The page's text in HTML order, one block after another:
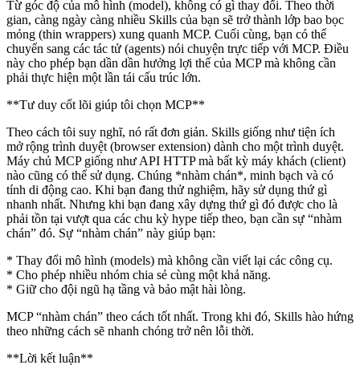
Từ góc độ của mô hình (model), không có gì thay đổi. Theo thời
gian, càng ngày càng nhiều Skills của bạn sẽ trở thành lớp bao bọc
mỏng (thin wrappers) xung quanh MCP. Cuối cùng, bạn có thể
chuyển sang các tác tử (agents) nói chuyện trực tiếp với MCP. Điều
này cho phép bạn dần dần hưởng lợi thế của MCP mà không cần
phải thực hiện một lần tái cấu trúc lớn.
**Tư duy cốt lõi giúp tôi chọn MCP**
Theo cách tôi suy nghĩ, nó rất đơn giản. Skills giống như tiện ích
mở rộng trình duyệt (browser extension) dành cho một trình duyệt.
Máy chủ MCP giống như API HTTP mà bất kỳ máy khách (client)
nào cũng có thể sử dụng. Chúng *nhàm chán*, minh bạch và có
tính di động cao. Khi bạn đang thử nghiệm, hãy sử dụng thứ gì
nhanh nhất. Nhưng khi bạn đang xây dựng thứ gì đó được cho là
phải tồn tại vượt qua các chu kỳ hype tiếp theo, bạn cần sự “nhàm
chán” đó. Sự “nhàm chán” này giúp bạn:
* Thay đổi mô hình (models) mà không cần viết lại các công cụ.
* Cho phép nhiều nhóm chia sẻ cùng một khả năng.
* Giữ cho đội ngũ hạ tầng và bảo mật hài lòng.
MCP “nhàm chán” theo cách tốt nhất. Trong khi đó, Skills hào hứng
theo những cách sẽ nhanh chóng trở nên lỗi thời.
**Lời kết luận**